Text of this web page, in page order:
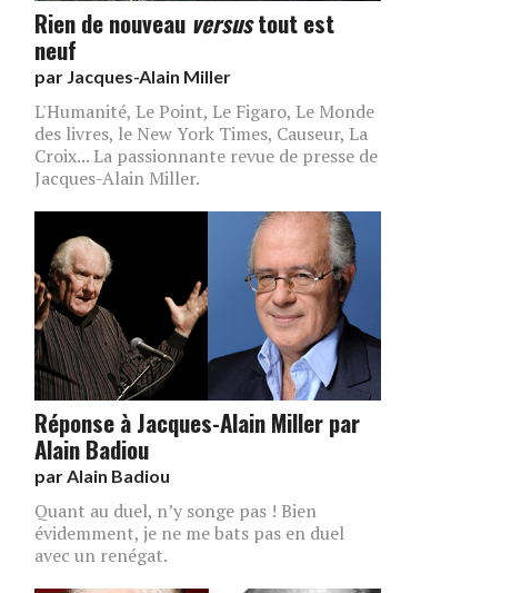
Rien de nouveau versustout est
neuf
par Jacques-Alain Miller
L'Humanité, Le Point, Le Figaro, Le Monde
des livres, le New York Times, Causeur, La
Croix... La passionnante revue de presse de
Jacques-Alain Miller.
Réponse à Jacques-Alain Miller par
Alain Badiou
par Alain Badiou
Quant au duel, n’y songe pas ! Bien
évidemment, je ne me bats pas en duel
avec un renégat.